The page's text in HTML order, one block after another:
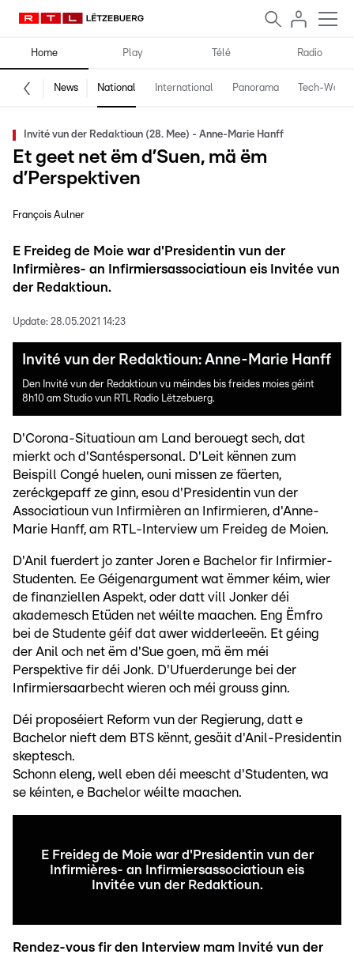
Home Play Télé Radio
News National International Panorama Tech-World
Invité vun der Redaktioun (28. Mee) - Anne-Marie Hanff
Et geet net ëm d’Suen, mä ëm
d’Perspektiven
François Aulner
E Freideg de Moie war d'Presidentin vun der
Infirmières- an Infirmiersassociatioun eis Invitée vun
der Redaktioun.
Update: 28.05.2021 14:23
Invité vun der Redaktioun: Anne-Marie Hanff
Den Invité vun der Redaktioun vu méindes bis freides moies géint
8h10 am Studio vun RTL Radio Lëtzebuerg.
D'Corona-Situatioun am Land berouegt sech, dat
mierkt och d'Santéspersonal. D'Leit kënnen zum
Beispill Congé huelen, ouni missen ze fäerten,
zeréckgepaff ze ginn, esou d'Presidentin vun der
Associatioun vun Infirmièren an Infirmieren, d'Anne-
Marie Hanff, am RTL-Interview um Freideg de Moien.
D'Anil fuerdert jo zanter Joren e Bachelor fir Infirmier-
Studenten. Ee Géigenargument wat ëmmer kéim, wier
de finanziellen Aspekt, oder datt vill Jonker déi
akademesch Etüden net wéilte maachen. Eng Ëmfro
bei de Studente géif dat awer widderleeën. Et géing
der Anil och net ëm d'Sue goen, mä ëm méi
Perspektive fir déi Jonk. D'Ufuerderunge bei der
Infirmiersaarbecht wieren och méi grouss ginn.
Déi proposéiert Reform vun der Regierung, datt e
Bachelor nieft dem BTS kënnt, gesäit d'Anil-Presidentin
skeptesch.
Schonn eleng, well eben déi meescht d'Studenten, wa
se kéinten, e Bachelor wéilte maachen.
E Freideg de Moie war d'Presidentin vun der
Infirmières- an Infirmiersassociatioun eis
Invitée vun der Redaktioun.
Rendez-vous fir den Interview mam Invité vun der